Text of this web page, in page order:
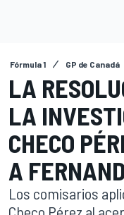
Fórmula 1 GP de Canadá
LA
LA
CHECO
A
Los comisarios